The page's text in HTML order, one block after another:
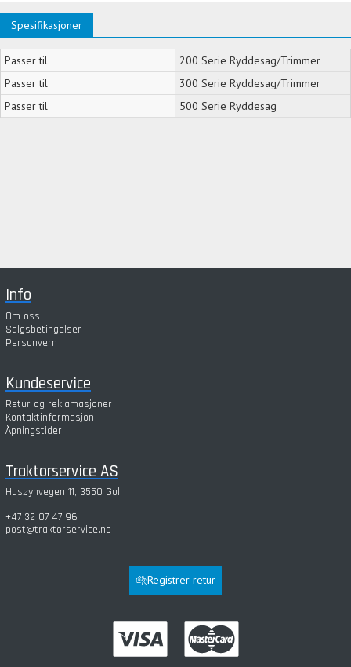
Spesifikasjoner
Passer til
200 Serie Ryddesag/Trimmer
Passer til
300 Serie Ryddesag/Trimmer
Passer til
500 Serie Ryddesag
Info
Om oss
Salgsbetingelser
Personvern
Kundeservice
Retur og reklamasjoner
Kontaktinformasjon
Åpningstider
Traktorservice AS
Husøynvegen 11, 3550 Gol
+47 32 07 47 96
post@traktorservice.no
Registrer retur